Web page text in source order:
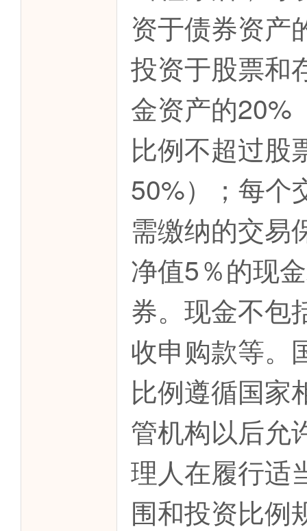
资于债券资产
投资于股票和
金资产的20%
比例不超过股
50%）；每个
需缴纳的交易
净值5％的现
券。现金不包
收申购款等。
比例遵循国家
管机构以后允
理人在履行适
围和投资比例